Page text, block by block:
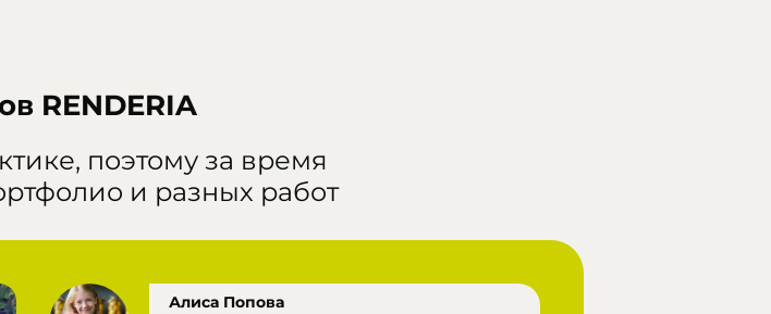
RENDERIA
поэтому за время
и разных работ
Алиса Попова